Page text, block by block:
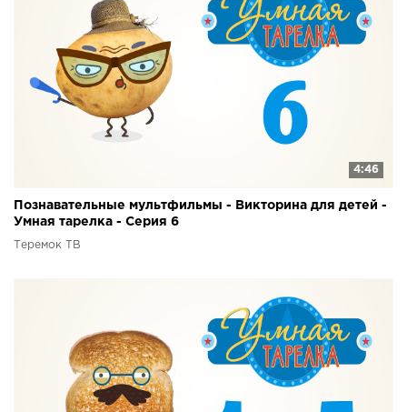
4:46
Познавательные мультфильмы - Викторина для детей -
Умная тарелка - Серия 6
Теремок ТВ